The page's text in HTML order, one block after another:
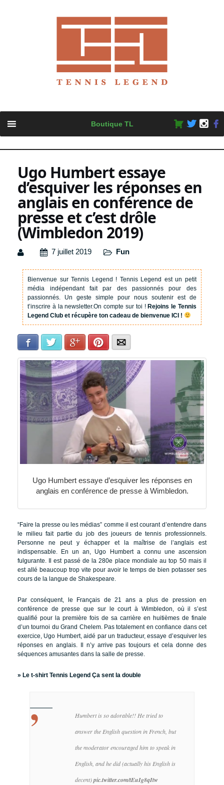
content
Boutique TL
Ugo Humbert essaye
d’esquiver les réponses en
anglais en conférence de
presse et c’est drôle
(Wimbledon 2019)
7 juillet 2019 Fun
Bienvenue sur Tennis Legend ! Tennis Legend est un petit
média indépendant fait par des passionnés pour des
passionnés. Un geste simple pour nous soutenir est de
t’inscrire à la newsletter.On compte sur toi !Rejoins le Tennis
Legend Club et récupère ton cadeau de bienvenue ICI !
Facebook Twitter Google+Pinterest
Ugo Humbert essaye d’esquiver les réponses en
anglais en conférence de presse à Wimbledon.
“Faire la presse ou les médias” comme il est courant d’entendre dans
le milieu fait partie du job des joueurs de tennis professionnels.
Personne ne peut y échapper et la maîtrise de l’anglais est
indispensable. En un an, Ugo Humbert a connu une ascension
fulgurante. Il est passé de la 280e place mondiale au top 50 mais il
est allé beaucoup trop vite pour avoir le temps de bien potasser ses
cours de la langue de Shakespeare.
Par conséquent, le Français de 21 ans a plus de pression en
conférence de presse que sur le court à Wimbledon, où il s’est
qualifié pour la première fois de sa carrière en huitièmes de finale
d’un tournoi du Grand Chelem. Pas totalement en confiance dans cet
exercice, Ugo Humbert, aidé par un traducteur, essaye d’esquiver les
réponses en anglais. Il n’y arrive pas toujours et cela donne des
séquences amusantes dans la salle de presse.
» Le t-shirt Tennis Legend Ça sent la double
Humbert is so adorable!! He tried to
answer the English question in French, but
the moderator encouraged him to speak in
English, and he did (actually his English is
decent)pic.twitter.com/tEuIg8qItw